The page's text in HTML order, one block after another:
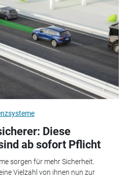
Diese
ab sofort Pflicht
sorgen für mehr Sicherheit.
Vielzahl von ihnen nun zur